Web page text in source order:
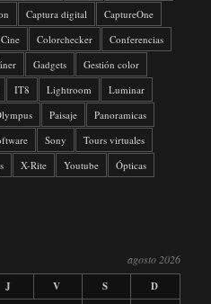
Captura digital
CaptureOne
Cine Colorchecker
Conferencias
Gadgets
Gestión color
IT8 Lightroom
Luminar
Paisaje
Panoramicas
Sony
Tours virtuales
X-Rite Youtube Ópticas
agosto 2026
J V S D